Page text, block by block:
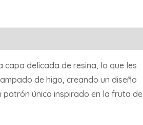
delicada de resina, lo que les
de higo, creando un diseño
único inspirado en la fruta de